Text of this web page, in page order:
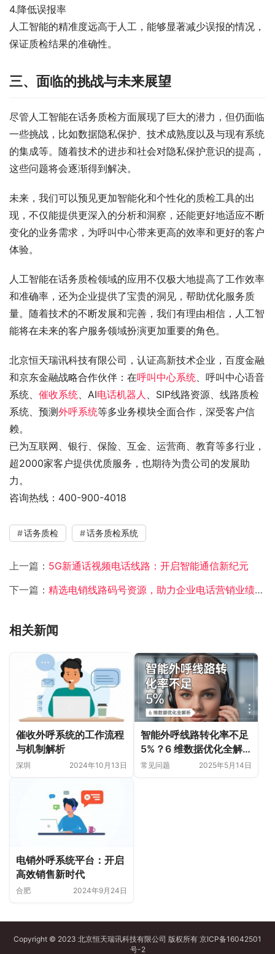
4.降低误报率
人工智能的精准度远高于人工，能够显著减少误报的情况，
保证质检结果的准确性。
三、面临的挑战与未来展望
尽管人工智能在话务质检方面展现了巨大的潜力，但仍面临
一些挑战，比如数据隐私保护、技术成熟度以及与现有系统
的集成等。随着技术的进步和社会对隐私保护意识的提高，
这些问题将会逐渐得到解决。
未来，我们可以预见更加智能化和个性化的质检工具的出
现，不仅能提供更深入的分析和洞察，还能更好地适应不断
变化的业务需求，为呼叫中心带来更高的效率和更好的客户
体验。
人工智能在话务质检领域的应用不仅极大地提高了工作效率
和准确率，还为企业提供了宝贵的洞见，帮助优化服务质
量。随着技术的不断发展和完善，我们有理由相信，人工智
能将在未来的客户服务领域扮演更加重要的角色。
北京恒天瑞讯科技有限公司，认证高新技术企业，百度金融
和京东金融战略合作伙伴：在呼叫中心系统、呼叫中心语音
系统、 催收系统、AI电话机器人 、SIP线路资源、线路质检
系统、预测外呼系统等多业务模块全面合作，深受客户信
赖。
已为互联网、银行、保险、互金、运营商、教育等多行业，
超2000家客户提供优质服务，也期待为贵公司的发展助
力。
咨询热线：400-900-4018
话务质检 话务质检系统
上一篇： 5G新通话视频电话线路：开启智能通信新纪元
下一篇： 精选电销线路码号资源，助力企业电话营销业绩翻番
相关新闻
催收外呼系统的工作流程
与机制解析
深圳 2024年10月13日
智能外呼线路转化率不足
5%？6 维数据优化全解
析
常见问题 2025年5月14日
电销外呼系统平台：开启
高效销售新时代
合肥 2024年9月24日
Copyright © 2023 北京恒天瑞讯科技有限公司 版权所有 京ICP备16042501
号-2